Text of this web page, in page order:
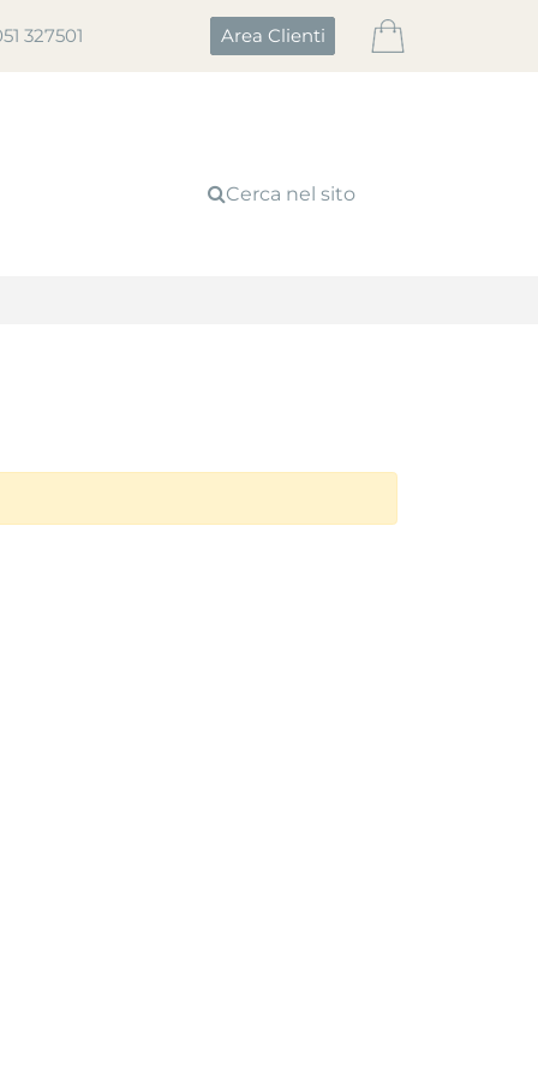
327501 Area Clienti
Cerca nel sito